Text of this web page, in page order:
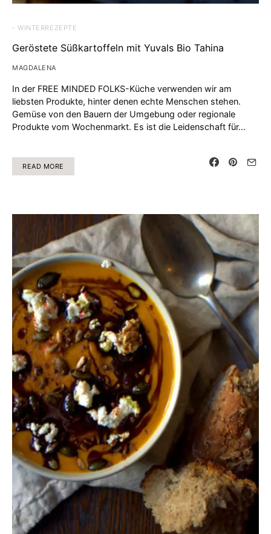
- WINTERREZEPTE
Geröstete Süßkartoffeln mit Yuvals Bio Tahina
MAGDALENA
In der FREE MINDED FOLKS-Küche verwenden wir am
liebsten Produkte, hinter denen echte Menschen stehen.
Gemüse von den Bauern der Umgebung oder regionale
Produkte vom Wochenmarkt. Es ist die Leidenschaft für…
READ MORE